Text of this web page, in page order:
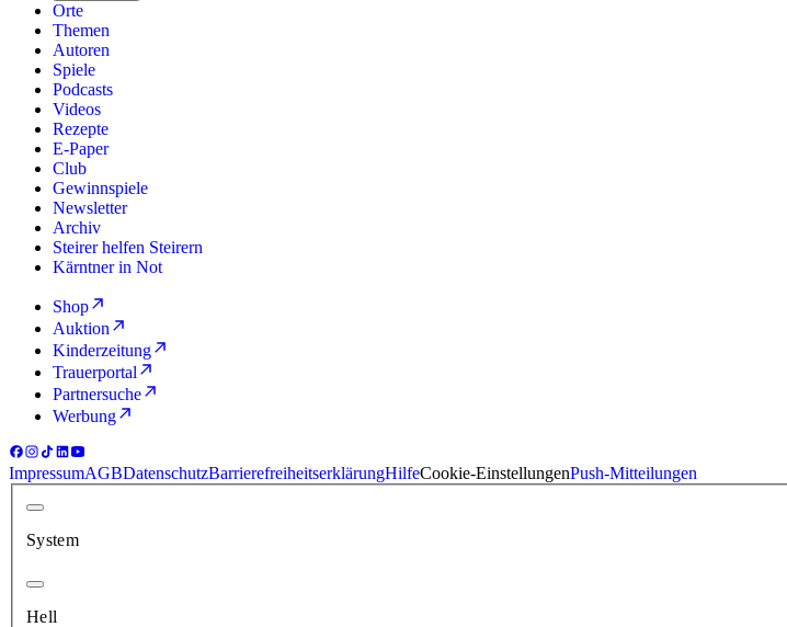
Orte
Themen
Autoren
Spiele
Podcasts
Videos
Rezepte
E-Paper
Club
Gewinnspiele
Newsletter
Archiv
Steirer helfen Steirern
Kärntner in Not
Shop
Auktion
Kinderzeitung
Trauerportal
Partnersuche
Werbung
ImpressumAGBDatenschutzBarrierefreiheitserklärungHilfeCookie-EinstellungenPush-Mitteilungen
System
Hell